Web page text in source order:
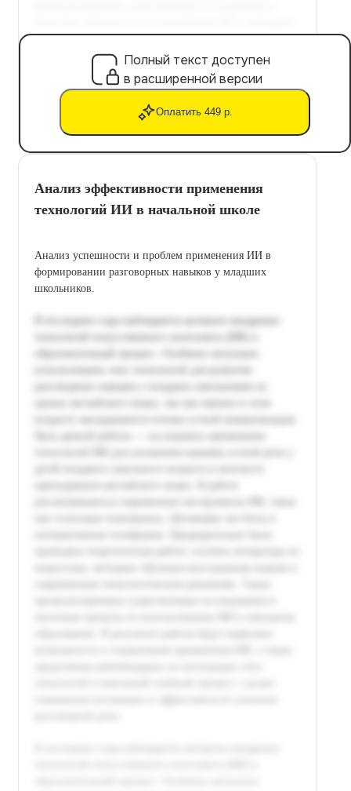
Полный текст доступен
в расширенной версии
Оплатить 449 р.
Анализ эффективности применения
технологий ИИ в начальной школе
Анализ успешности и проблем применения ИИ в
формировании разговорных навыков у младших
школьников.